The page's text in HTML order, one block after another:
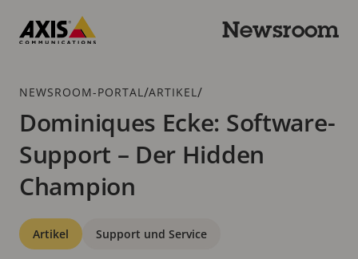
Hauptinhalt
springen
Newsroom
Breadcrumb
NEWSROOM-PORTAL /ARTIKEL /
Dominiques Ecke: Software-
Support – Der Hidden
Champion
Kategorien
Artikel Support und Service